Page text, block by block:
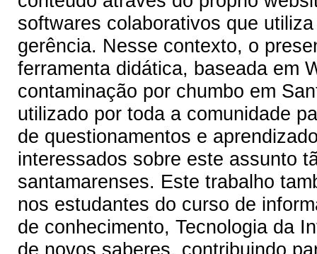
softwares colaborativos que
gerência. Nesse contexto, o
ferramenta didática, baseada em
contaminação por chumbo em
utilizado por toda a comunidade
de questionamentos e
interessados sobre este assunto
santamarenses. Este trabalho
nos estudantes do curso de
de conhecimento, Tecnologia da
de novos saberes, contribuindo